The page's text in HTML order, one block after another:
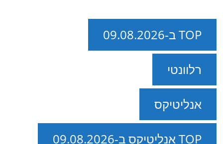
TOP ב-09.08.2026
רלוונטי
אנליטיקס
TOP אנליטיקס ב-09.08.2026